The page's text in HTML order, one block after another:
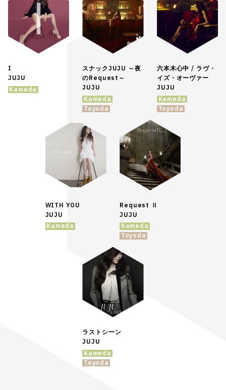
I
JUJU
Kameda
スナックJUJU ～夜
のRequest～
JUJU
Kameda
Toyoda
六本木心中 / ラヴ・
イズ・オーヴァー
JUJU
Kameda
Toyoda
WITH YOU
JUJU
Kameda
Request Ⅱ
JUJU
Kameda
Toyoda
ラストシーン
JUJU
Kameda
Toyoda